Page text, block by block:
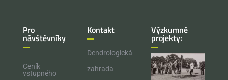
Pro
návštěvníky
Ceník
vstupného
Kontakt
Dendrologická
zahrada
Výzkumné
projekty: